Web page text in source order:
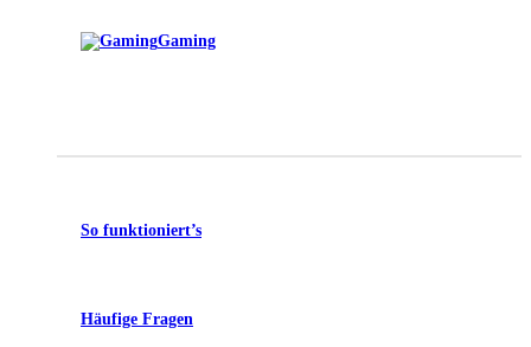
Gaming
So funktioniert’s
Häufige Fragen